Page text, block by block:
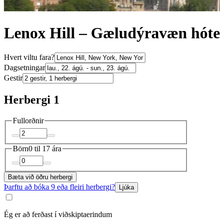
Lenox Hill – Gæludýravæn
Hvert viltu fara?
Dagsetningar
Gestir
Herbergi 1
Fullorðnir
Börn0 til 17 ára
Bæta við öðru herbergi
Þarftu að bóka 9 eða fleiri herbergi? Ljúka
Ég er að ferðast í viðskiptaerindum